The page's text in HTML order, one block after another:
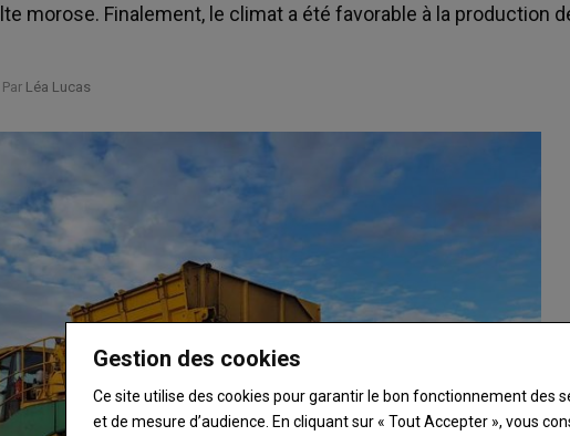
morose. Finalement, le climat a été favorable à la production
Léa Lucas
Gestion des cookies
Ce site utilise des cookies pour garantir le bon fonctionnement des
et de mesure d’audience. En cliquant sur « Tout Accepter », vous